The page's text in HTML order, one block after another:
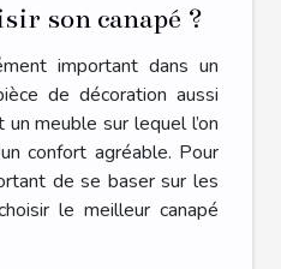
son canapé ?
important dans un
de décoration aussi
meuble sur lequel l’on
confort agréable. Pour
de se baser sur les
le meilleur canapé